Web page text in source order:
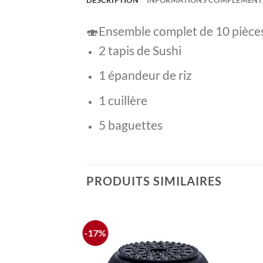
🍣Ensemble complet de 10
2 tapis de Sushi
1 épandeur de riz
1 cuillère
5 baguettes
PRODUITS SIMILAIRES
-17%